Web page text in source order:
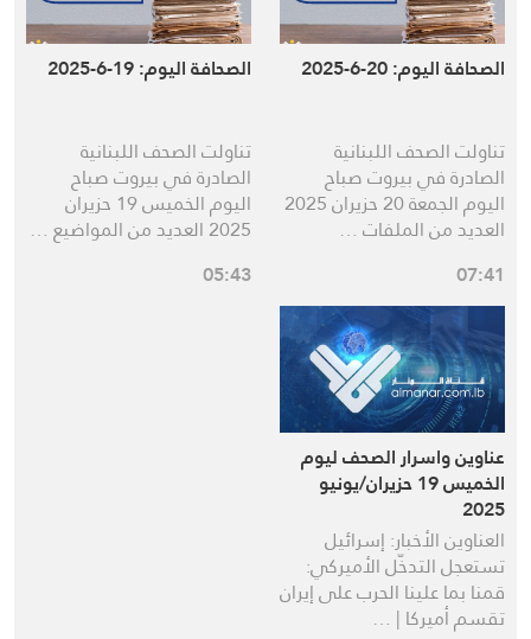
الصحافة اليوم: 20-6-2025
تناولت الصحف اللبنانية
الصادرة في بيروت صباح
اليوم الجمعة 20 حزيران 2025
العديد من الملفات …
07:41
الصحافة اليوم: 19-6-2025
تناولت الصحف اللبنانية
الصادرة في بيروت صباح
اليوم الخميس 19 حزيران
2025 العديد من المواضيع …
05:43
عناوين واسرار الصحف ليوم
الخميس 19 حزيران/يونيو
2025
العناوين الأخبار: إسرائيل
تستعجل التدخّل الأميركي:
قمنا بما علينا الحرب على إيران
تقسم أميركا | …